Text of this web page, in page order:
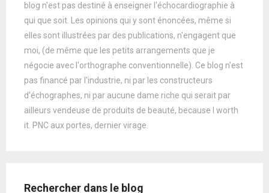
blog n'est pas destiné à enseigner l'échocardiographie à
qui que soit. Les opinions qui y sont énoncées, même si
elles sont illustrées par des publications, n'engagent que
moi, (de même que les petits arrangements que je
négocie avec l'orthographe conventionnelle). Ce blog n'est
pas financé par l'industrie, ni par les constructeurs
d'échographes, ni par aucune dame riche qui serait par
ailleurs vendeuse de produits de beauté, because I worth
it. PNC aux portes, dernier virage.
Rechercher dans le blog